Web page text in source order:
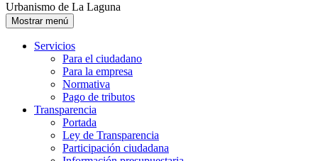
Urbanismo de La Laguna
Mostrar menú
Servicios
Para el ciudadano
Para la empresa
Normativa
Pago de tributos
Transparencia
Portada
Ley de Transparencia
Participación ciudadana